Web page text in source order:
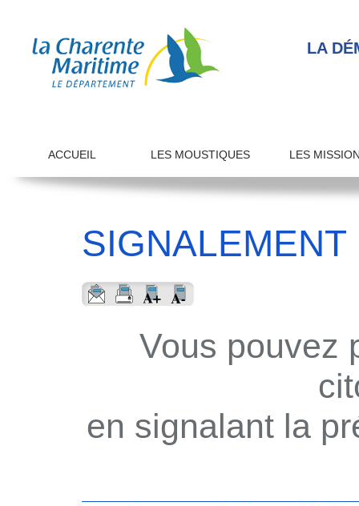
LA
ACCUEIL LES MOUSTIQUES LES
SIGNALEMENT
Vous pouvez
en signalant la